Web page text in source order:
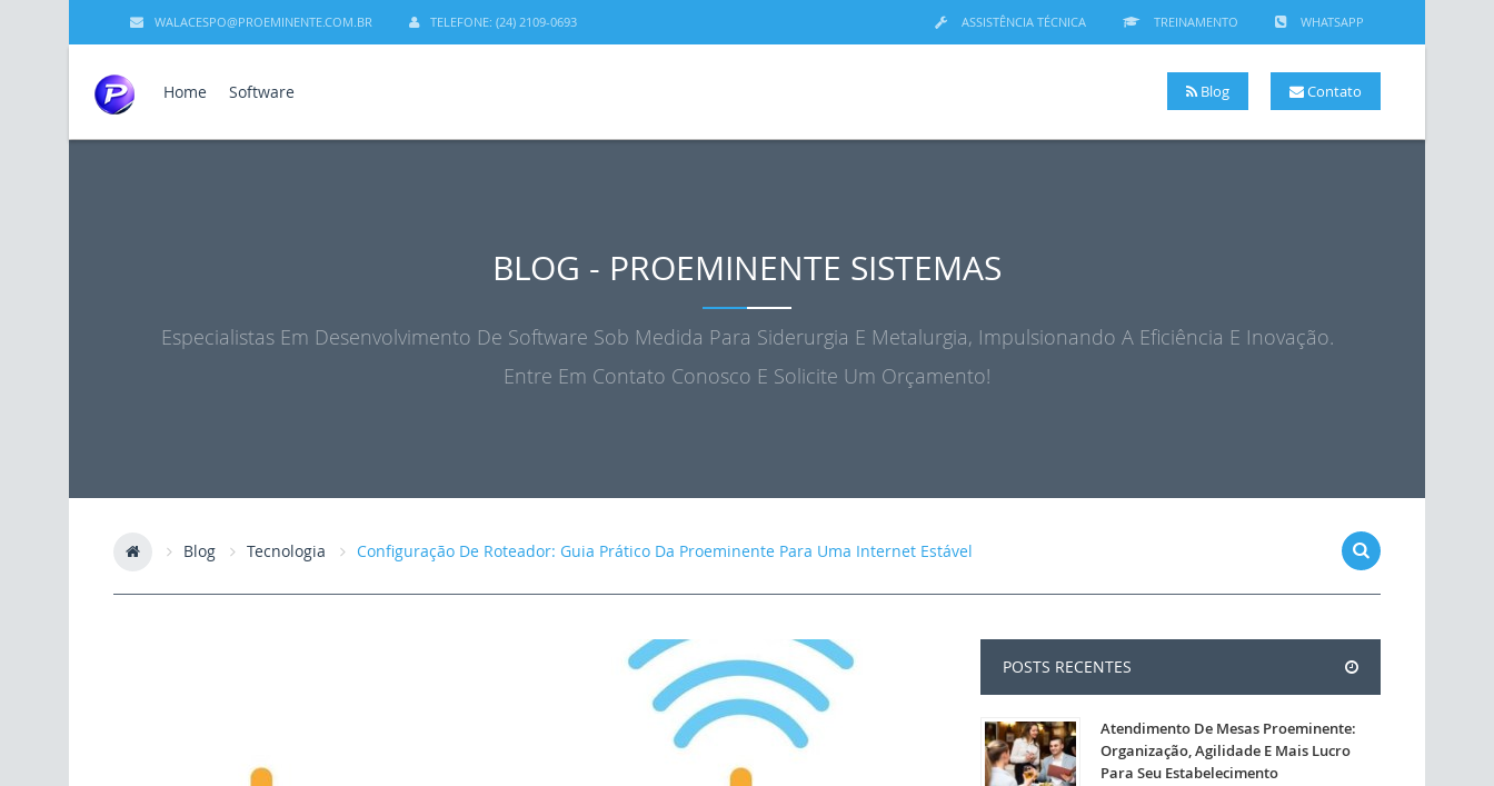
WALACESPO@PROEMINENTE.COM.BR TELEFONE: (24) 2109-0693 ASSISTÊNCIA TÉCNICA TREINAMENTO WHATSAPP
Contato
Blog
Home Software
BLOG - PROEMINENTE SISTEMAS
Especialistas Em Desenvolvimento De Software Sob Medida Para Siderurgia E Metalurgia, Impulsionando A Eficiência E Inovação.
Entre Em Contato Conosco E Solicite Um Orçamento!
Blog Tecnologia Configuração De Roteador: Guia Prático Da Proeminente Para Uma Internet Estável
POSTS RECENTES
Atendimento De Mesas Proeminente:
Organização, Agilidade E Mais Lucro
Para Seu Estabelecimento